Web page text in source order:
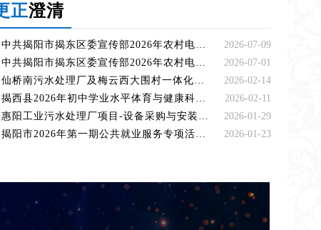
正澄清
中共揭阳市揭东区委宣传部2026年农村电影公益放映服务项目 （二次）失败公告
2026-07-09
中共揭阳市揭东区委宣传部2026年农村电影公益放映服务项目 失败公告
2026-07-01
仙桥南污水处理厂及梅云西大围村一体化污水处理站点临时接管应急调试试运行服务采购更正公告（第一次）
2026-02-14
揭西县2026年初中学业水平体育与健康科目考试项目更正公告
2026-02-11
惠阳工业污水处理厂项目-设备采购与安装招标更正公告
2026-01-29
揭阳市2026年第一期公共就业服务专项活动采购更正公告（第一次）
2026-01-23